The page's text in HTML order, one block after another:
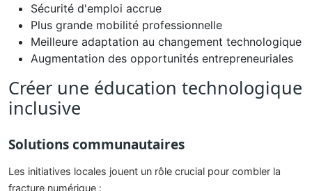
Sécurité d'emploi accrue
Plus grande mobilité professionnelle
Meilleure adaptation au changement technologique
Augmentation des opportunités entrepreneuriales
Créer une éducation technologique
inclusive
Solutions communautaires
Les initiatives locales jouent un rôle crucial pour combler la
fracture numérique :